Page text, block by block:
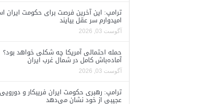
ترامپ: این آخرین فرصت برای حکومت ایران
امیدوارم سر عقل بیایند
آگوست 03, 2026
حمله احتمالی آمریکا چه شکلی خواهد بود؟
آماده‌باش کامل در شمال غرب ایران
آگوست 03, 2026
ترامپ: رهبری حکومت ایران فریبکار و دورویی
عجیبی از خود نشان می‌دهد